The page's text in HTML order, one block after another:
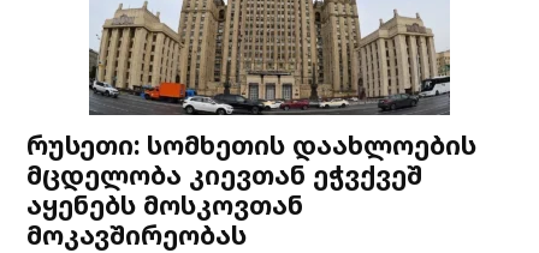
რუსეთი: სომხეთის დაახლოების
მცდელობა კიევთან ეჭვქვეშ
აყენებს მოსკოვთან
მოკავშირეობას